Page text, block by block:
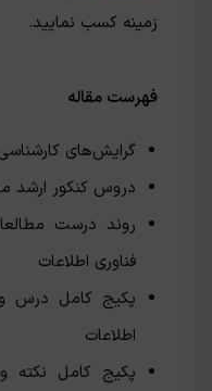
زمینه کسب نمایید.
فهرست مقاله
گرایش‌های
دروس کنکور ارشد
روند درست
فناوری اطلاعات
پکیج کامل درس
اطلاعات
پکیج کامل نکته